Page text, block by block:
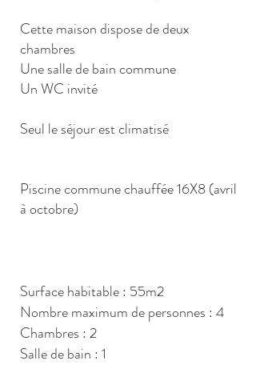
Cette maison dispose de deux
chambres
Une salle de bain commune
Un WC invité
Seul le séjour est climatisé
Piscine commune chauffée 16X8 (avril
à octobre)
Surface habitable : 55m2
Nombre maximum de personnes : 4
Chambres : 2
Salle de bain : 1